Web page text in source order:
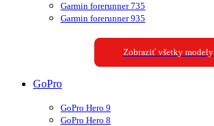
Garmin forerunner 735
Garmin forerunner 935
Zobraziť všetky modely
GoPro
GoPro Hero 9
GoPro Hero 8